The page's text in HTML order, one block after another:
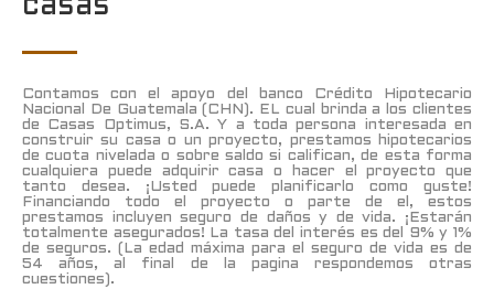
casas
Contamos con el apoyo del banco Crédito Hipotecario
Nacional De Guatemala (CHN). EL cual brinda a los clientes
de Casas Optimus, S.A. Y a toda persona interesada en
construir su casa o un proyecto, prestamos hipotecarios
de cuota nivelada o sobre saldo si califican, de esta forma
cualquiera puede adquirir casa o hacer el proyecto que
tanto desea. ¡Usted puede planificarlo como guste!
Financiando todo el proyecto o parte de el, estos
prestamos incluyen seguro de daños y de vida. ¡Estarán
totalmente asegurados! La tasa del interés es del 9% y 1%
de seguros. (La edad máxima para el seguro de vida es de
54 años, al final de la pagina respondemos otras
cuestiones).